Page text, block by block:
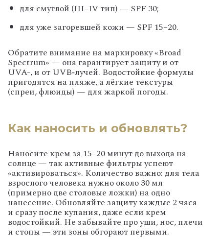
для смуглой (III–IV тип) — SPF 30;
для уже загоревшей кожи — SPF 15–20.
Обратите внимание на маркировку «Broad
Spectrum» — она гарантирует защиту и от
UVA-, и от UVB‑лучей. Водостойкие формулы
пригодятся на пляже, а лёгкие текстуры
(спреи, флюиды) — для жаркой погоды.
Как наносить и обновлять?
Наносите крем за 15–20 минут до выхода на
солнце — так активные фильтры успеют
«активироваться». Количество важно: для тела
взрослого человека нужно около 30 мл
(примерно две столовые ложки) на одно
нанесение. Обновляйте защиту каждые 2 часа
и сразу после купания, даже если крем
водостойкий. Не забывайте про уши, нос, плечи
и стопы — эти зоны обгорают первыми.